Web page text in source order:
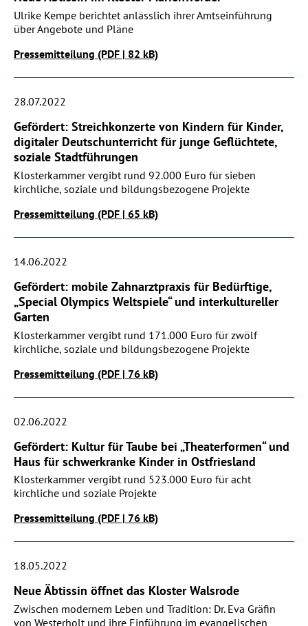
Ulrike Kempe berichtet anlässlich ihrer Amtseinführung
über Angebote und Pläne
Pressemitteilung (PDF | 82 kB)
28.07.2022
Gefördert: Streichkonzerte von Kindern für Kinder,
digitaler Deutschunterricht für junge Geflüchtete,
soziale Stadtführungen
Klosterkammer vergibt rund 92.000 Euro für sieben
kirchliche, soziale und bildungsbezogene Projekte
Pressemitteilung (PDF | 65 kB)
14.06.2022
Gefördert: mobile Zahnarztpraxis für Bedürftige,
„Special Olympics Weltspiele“ und interkultureller
Garten
Klosterkammer vergibt rund 171.000 Euro für zwölf
kirchliche, soziale und bildungsbezogene Projekte
Pressemitteilung (PDF | 76 kB)
02.06.2022
Gefördert: Kultur für Taube bei „Theaterformen“ und
Haus für schwerkranke Kinder in Ostfriesland
Klosterkammer vergibt rund 523.000 Euro für acht
kirchliche und soziale Projekte
Pressemitteilung (PDF | 76 kB)
18.05.2022
Neue Äbtissin öffnet das Kloster Walsrode
Zwischen modernem Leben und Tradition: Dr. Eva Gräfin
von Westerholt und ihre Einführung im evangelischen